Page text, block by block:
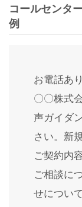
コールセンタ
例
お電話あ
〇〇株式
声ガイダ
さい。新
ご契約内
ご相談に
せについ